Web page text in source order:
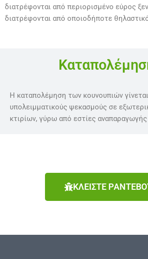
διατρέφονται από περιορισμένο εύρος
διατρέφονται από οποιοδήποτε
Η καταπολέμηση των κουνουπιών
υπολειμματικούς ψεκασμούς σε
κτιρίων, γύρω από εστίες
ΚΛΕΙΣΤΕ